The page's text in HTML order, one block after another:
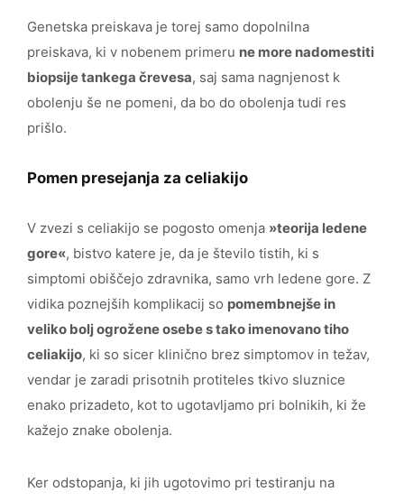
Genetska preiskava je torej samo dopolnilna
preiskava, ki v nobenem primeru ne more nadomestiti
biopsije tankega črevesa, saj sama nagnjenost k
obolenju še ne pomeni, da bo do obolenja tudi res
prišlo.
Pomen presejanja za celiakijo
V zvezi s celiakijo se pogosto omenja »teorija ledene
gore«, bistvo katere je, da je število tistih, ki s
simptomi obiščejo zdravnika, samo vrh ledene gore. Z
vidika poznejših komplikacij so pomembnejše in
veliko bolj ogrožene osebe s tako imenovano tiho
celiakijo, ki so sicer klinično brez simptomov in težav,
vendar je zaradi prisotnih protiteles tkivo sluznice
enako prizadeto, kot to ugotavljamo pri bolnikih, ki že
kažejo znake obolenja.
Ker odstopanja, ki jih ugotovimo pri testiranju na